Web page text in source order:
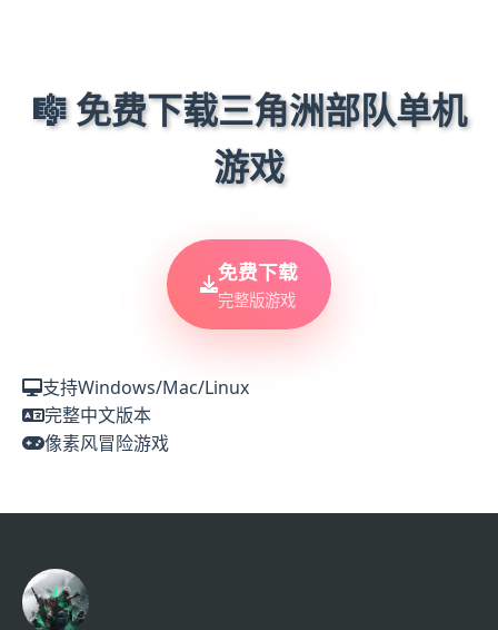
🎼 免费下载三角洲部队单机
游戏
免费下载
完整版游戏
支持Windows/Mac/Linux
完整中文版本
像素风冒险游戏